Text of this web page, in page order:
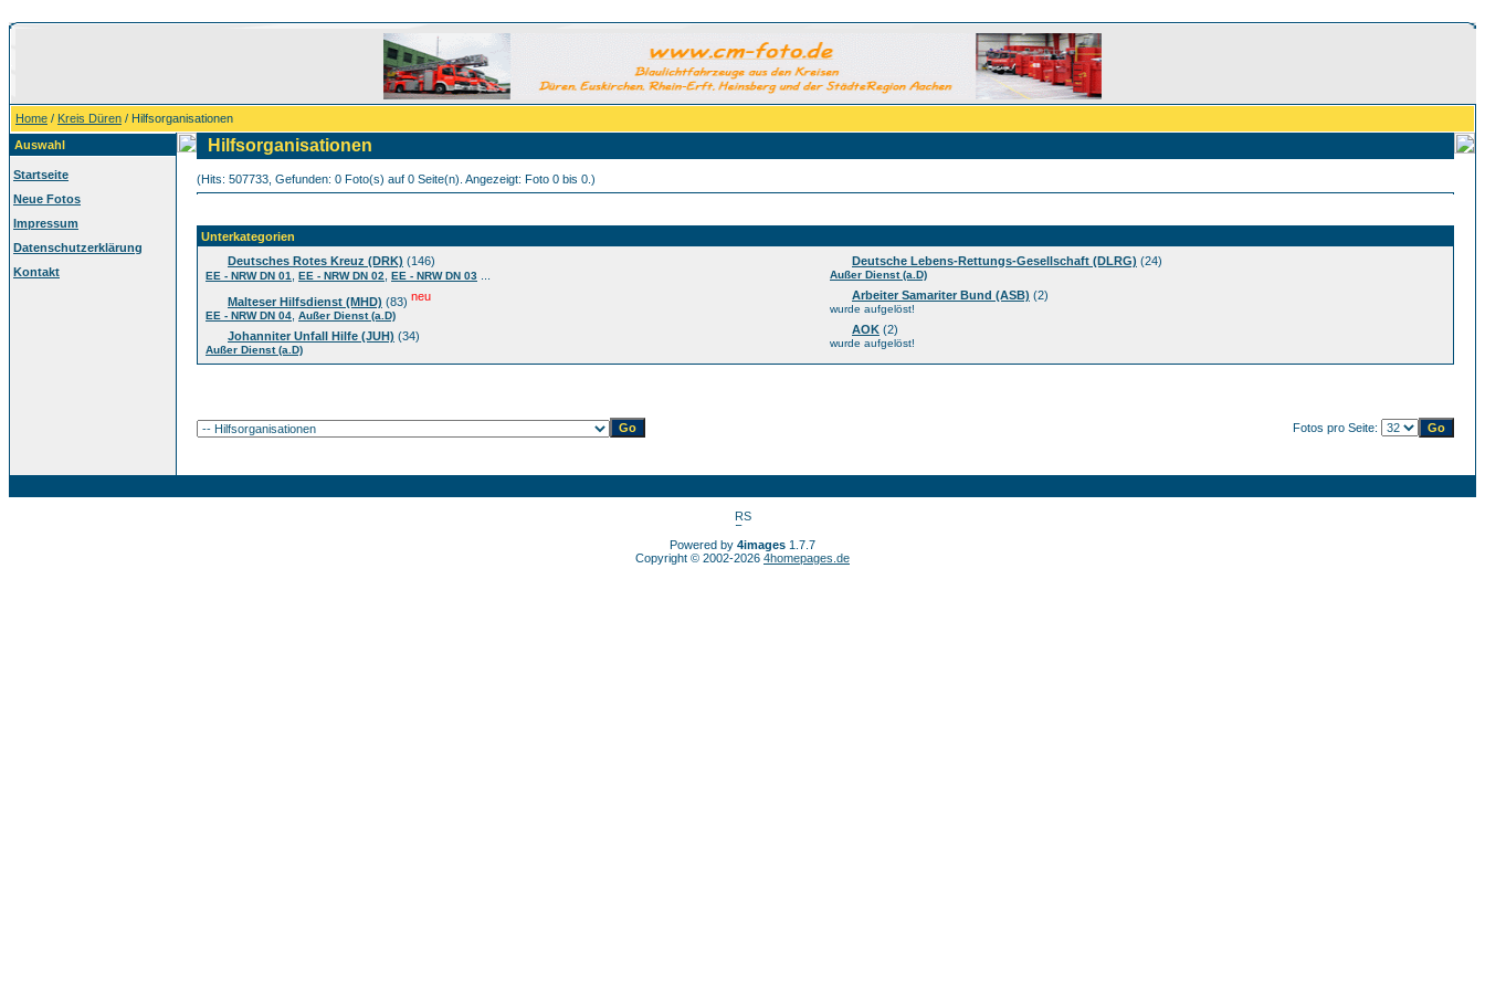
Home / Kreis Düren / Hilfsorganisationen
Auswahl
Startseite
Neue Fotos
Impressum
Datenschutzerklärung
Kontakt
Hilfsorganisationen
(Hits: 507733, Gefunden: 0 Foto(s) auf 0 Seite(n). Angezeigt: Foto 0 bis 0.)
Unterkategorien
Deutsches Rotes Kreuz (DRK) (146)
EE - NRW DN 01 EE - NRW DN 02 EE - NRW DN 03
Malteser Hilfsdienst (MHD) (83) neu
EE - NRW DN 04 Außer Dienst (a.D)
Johanniter Unfall Hilfe (JUH) (34)
Außer Dienst (a.D)
Deutsche Lebens-Rettungs-Gesellschaft (DLRG) (24)
Außer Dienst (a.D)
Arbeiter Samariter Bund (ASB) (2)
wurde aufgelöst!
AOK (2)
wurde aufgelöst!
Fotos pro Seite:
Powered by 4images 1.7.7
Copyright © 2002-2026 4homepages.de